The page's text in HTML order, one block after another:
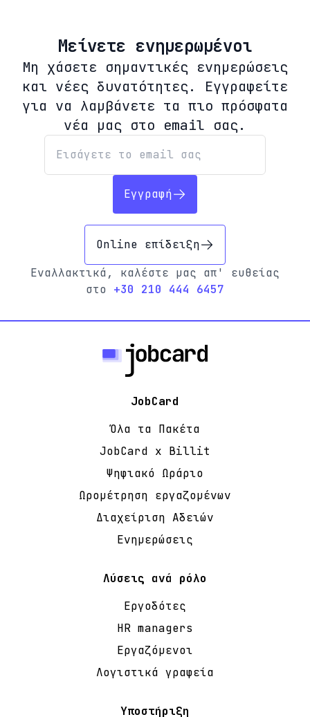
Μείνετε ενημερωμένοι
Μη χάσετε σημαντικές ενημερώσεις
και νέες δυνατότητες. Εγγραφείτε
για να λαμβάνετε τα πιο πρόσφατα
νέα μας στο email σας.
Εγγραφή
Online επίδειξη
Εναλλακτικά, καλέστε μας απ' ευθείας
στο +30 210 444 6457
JobCard
Όλα τα Πακέτα
JobCard x Billit
Ψηφιακό Ωράριο
Ωρομέτρηση εργαζομένων
Διαχείριση Αδειών
Ενημερώσεις
Λύσεις ανά ρόλο
Εργοδότες
HR managers
Εργαζόμενοι
Λογιστικά γραφεία
Υποστήριξη